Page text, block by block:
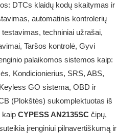
DTCs klaidų kodų skaitymas ir
automatinis kontrolerių
techniniai užrašai,
Taršos kontrolė, Gyvi
palaikomos sistemos kaip:
Kondicionierius, SRS, ABS,
GO sistema, OBD ir
(Plokštės) sukomplektuotas iš
kaip CYPESS AN2135SCčipų,
įrenginiui pilnavertiškumą ir